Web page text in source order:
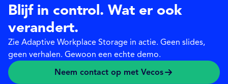
Blijf in control. Wat er ook
verandert.
Zie Adaptive Workplace Storage in actie. Geen slides,
geen verhalen. Gewoon een echte demo.
Neem contact op met Vecos